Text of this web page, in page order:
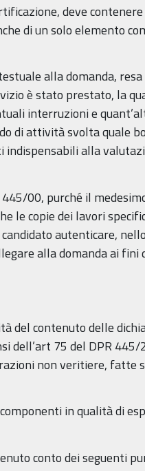
deve
di un solo elemento
alla domanda, resa
è stato prestato, la
interruzioni e
di attività svolta quale
indispensabili alla
00, purché il
le copie dei lavori
autenticare,
alla domanda ai fini
del contenuto delle
dell’art 75 del DPR 445/
non veritiere, fatte
in qualità di
conto dei seguenti